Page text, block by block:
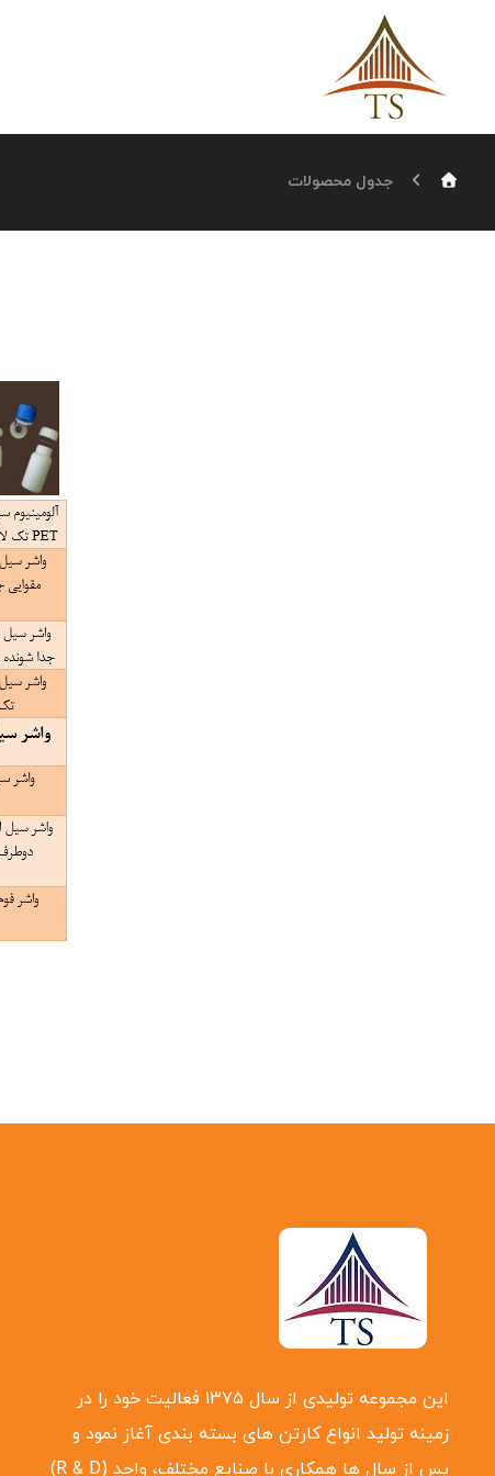
جدول محصولات
این مجموعه تولیدی از سال ۱۳۷۵ فعالیت خود را در
زمینه تولید انواع کارتن ‌های بسته بندی آغاز نمود و
پس از سال ‌ها همکاری با صنایع مختلف، واحد (R & D)